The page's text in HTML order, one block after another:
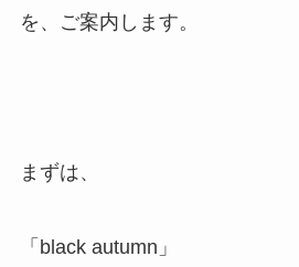
を、ご案内します。
まずは、
「black autumn」